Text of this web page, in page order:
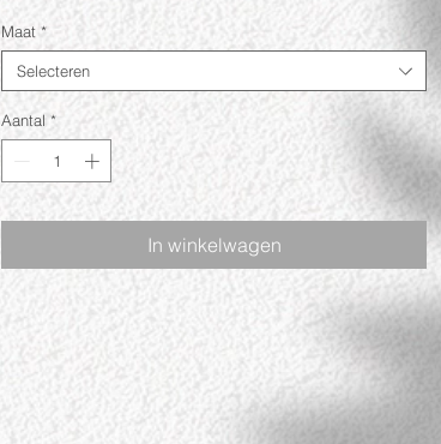
Maat *
Selecteren
Aantal *
In winkelwagen